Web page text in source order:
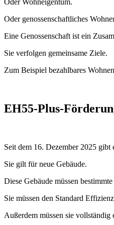
Oder Wohneigentum.
Oder genossenschaftliches
Eine Genossenschaft ist ein
Sie verfolgen gemeinsame Ziele.
Zum Beispiel bezahlbares
EH55-Plus-
Seit dem 16. Dezember 2025 gibt
Sie gilt für neue Gebäude.
Diese Gebäude müssen
Sie müssen den Standard
Außerdem müssen sie vollständig